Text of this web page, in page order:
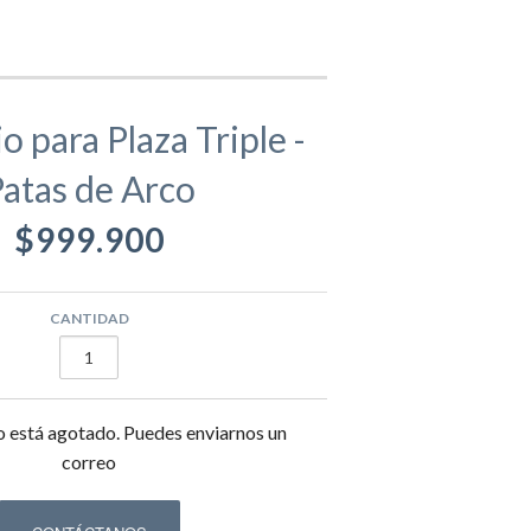
Circuito Fitness
para Plaza Triple -
de Arco
$999.900
CANTIDAD
está agotado. Puedes enviarnos un
correo